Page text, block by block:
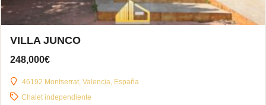
VILLA JUNCO
248,000€
46192 Montserrat, Valencia, España
Chalet independiente